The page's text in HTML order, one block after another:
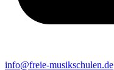
info@freie-musikschulen.de